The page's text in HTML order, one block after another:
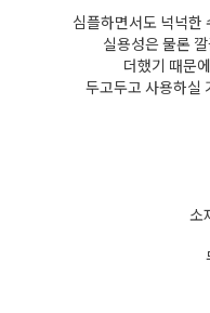
심플하면서도 넉넉한
실용성은 물론
더했기 때문에
두고두고 사용하실
소